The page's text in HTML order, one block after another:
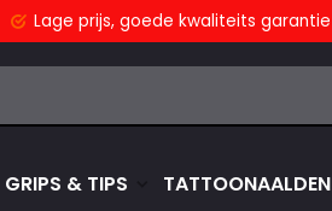
Lage prijs, goede kwaliteits garantie
GRIPS & TIPS TATTOONAALDEN